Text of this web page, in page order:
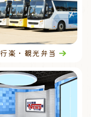
行楽・観光弁当